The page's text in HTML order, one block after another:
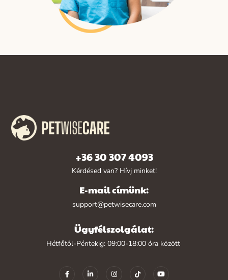
+36 30 307 4093
Kérdésed van? Hívj minket!
E-mail címünk:
support@petwisecare.com
Ügyfélszolgálat:
Hétfőtől-Péntekig: 09:00-18:00 óra között